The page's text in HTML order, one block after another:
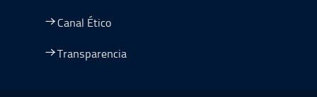
Canal Ético
Transparencia